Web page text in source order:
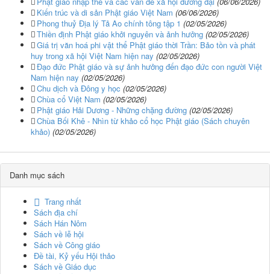
Kiến trúc và di sản Phật giáo Việt Nam (06/06/2026)
Phong thuỷ Địa lý Tả Ao chính tông tập 1 (02/05/2026)
Thiền định Phật giáo khởi nguyên và ảnh hưởng (02/05/2026)
Giá trị văn hoá phi vật thể Phật giáo thời Trần: Bảo tồn và phát
huy trong xã hội Việt Nam hiện nay (02/05/2026)
Đạo đức Phật giáo và sự ảnh hưởng đến đạo đức con người Việt
Nam hiện nay (02/05/2026)
Chu dịch và Đông y học (02/05/2026)
Chùa cổ Việt Nam (02/05/2026)
Phật giáo Hải Dương - Những chặng đường (02/05/2026)
Chùa Bối Khê - Nhìn từ khảo cổ học Phật giáo (Sách chuyên
khảo) (02/05/2026)
Danh mục sách
Trang nhất
Sách địa chí
Sách Hán Nôm
Sách về lễ hội
Sách về Công giáo
Đề tài, Kỷ yếu Hội thảo
Sách về Giáo dục